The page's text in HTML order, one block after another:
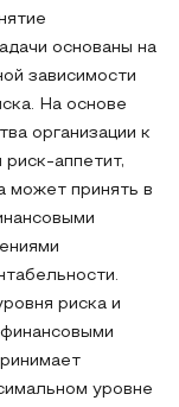
основаны на
зависимости
На основе
организации к
аппетит,
может принять в
риска и
уровне